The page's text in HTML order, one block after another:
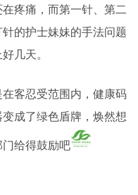
疼痛，而第一针、第二
的护士妹妹的手法问题
几天。
客忍受范围内，健康码
成了绿色盾牌，焕然想
给得鼓励吧